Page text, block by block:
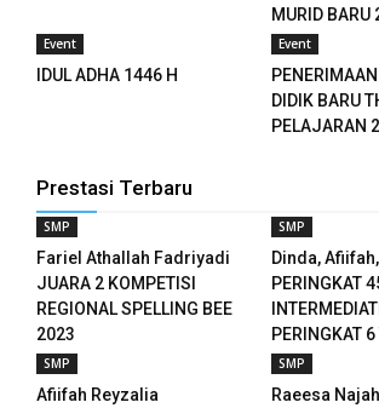
panel
panel
panel
panel
MURID
Event
IDUL ADHA 1446 H
Event
DIDIK BARU
PELAJARAN
Prestasi Terbaru
SMP
Fariel Athallah Fadriyadi
JUARA 2 KOMPETISI
REGIONAL SPELLING BEE
2023
SMP
Dinda,
PERINGKAT
PERINGKAT
SMP
Afiifah Reyzalia
SMP
Raeesa